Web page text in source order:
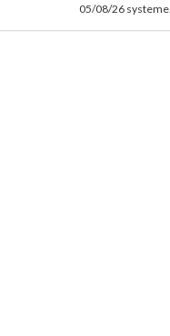
05/08/26 systeme.